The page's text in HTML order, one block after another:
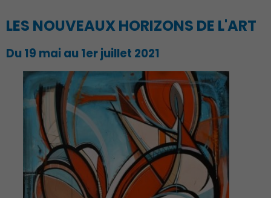
LES NOUVEAUX HORIZONS DE L'ART
Du 19 mai au 1er juillet 2021